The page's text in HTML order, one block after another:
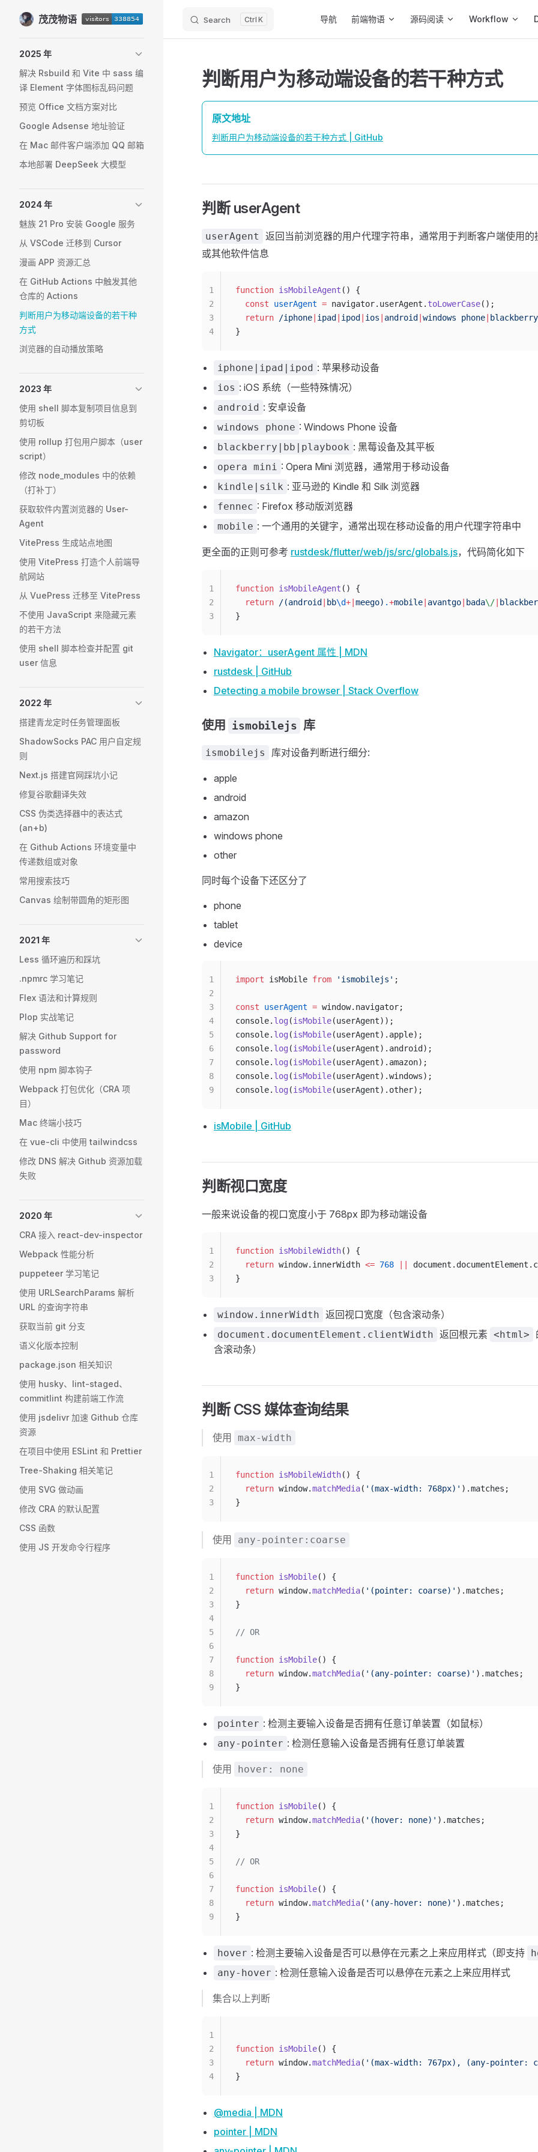
Skip to content
茂茂物语 Search K 导航 前端物语 源码阅读 Workflow
2025 年
解决 Rsbuild 和 Vite 中 sass 编
译 Element 字体图标乱码问题
预览 Office 文档方案对比
Google Adsense 地址验证
在 Mac 邮件客户端添加 QQ 邮箱
本地部署 DeepSeek 大模型
2024 年
魅族 21 Pro 安装 Google 服务
从 VSCode 迁移到 Cursor
漫画 APP 资源汇总
在 GitHub Actions 中触发其他
仓库的 Actions
判断用户为移动端设备的若干种
方式
浏览器的自动播放策略
2023 年
使用 shell 脚本复制项目信息到
剪切板
使用 rollup 打包用户脚本（user
script）
修改 node_modules 中的依赖
（打补丁）
获取软件内置浏览器的 User-
Agent
VitePress 生成站点地图
使用 VitePress 打造个人前端导
航网站
从 VuePress 迁移至 VitePress
不使用 JavaScript 来隐藏元素
的若干方法
使用 shell 脚本检查并配置 git
user 信息
2022 年
搭建青龙定时任务管理面板
ShadowSocks PAC 用户自定规
则
Next.js 搭建官网踩坑小记
修复谷歌翻译失效
CSS 伪类选择器中的表达式
(an+b)
在 Github Actions 环境变量中
传递数组或对象
常用搜索技巧
Canvas 绘制带圆角的矩形图
2021 年
Less 循环遍历和踩坑
.npmrc 学习笔记
Flex 语法和计算规则
Plop 实战笔记
解决 Github Support for
password
使用 npm 脚本钩子
Webpack 打包优化（CRA 项
目）
Mac 终端小技巧
在 vue-cli 中使用 tailwindcss
修改 DNS 解决 Github 资源加载
失败
2020 年
CRA 接入 react-dev-inspector
Webpack 性能分析
puppeteer 学习笔记
使用 URLSearchParams 解析
URL 的查询字符串
获取当前 git 分支
语义化版本控制
package.json 相关知识
使用 husky、lint-staged、
commitlint 构建前端工作流
使用 jsdelivr 加速 Github 仓库
资源
在项目中使用 ESLint 和 Prettier
Tree-Shaking 相关笔记
使用 SVG 做动画
修改 CRA 的默认配置
CSS 函数
使用 JS 开发命令行程序
判断用户为移动端设备的若干种方式
原文地址
判断用户为移动端设备的若干种方式 | GitHub
判断 userAgent
userAgent
返回当前浏览器的用户代理字符串，通常用于判断客户端使用
或其他软件信息
function isMobileAgent () {
  const
userAgent = navigator.userAgent. toLowerCase();
  return
/iphone ipad ipod ios android windows phone
blackberry
}
1
2
3
4
iphone|ipad|ipod : 苹果移动设备
ios : iOS 系统（一些特殊情况）
android : 安卓设备
windows phone : Windows Phone 设备
blackberry|bb|playbook : 黑莓设备及其平板
opera mini : Opera Mini 浏览器，通常用于移动设备
kindle|silk : 亚马逊的 Kindle 和 Silk 浏览器
fennec : Firefox 移动版浏览器
mobile : 一个通用的关键字，通常出现在移动设备的用户代理字符串中
更全面的正则可参考 rustdesk/flutter/web/js/src/globals.js，代码简化如下
function isMobileAgent () {
  return
/(android bb\d+| meego) .+mobile avantgo bada\/
}
1
2
3
Navigator：userAgent 属性 | MDN
rustdesk | GitHub
Detecting a mobile browser | Stack Overflow
使用 ismobilejs 库
ismobilejs 库对设备判断进行细分:
apple
android
amazon
windows phone
other
同时每个设备下还区分了
phone
tablet
device
import isMobile from 'ismobilejs' ;
const userAgent = window.navigator;
console. log(isMobile(userAgent));
console. log(isMobile(userAgent).apple);
console. log(isMobile(userAgent).android);
console. log(isMobile(userAgent).amazon);
console. log(isMobile(userAgent).windows);
console. log(isMobile(userAgent).other);
1
2
3
4
5
6
7
8
9
isMobile | GitHub
判断视口宽度
一般来说设备的视口宽度小于 768px 即为移动端设备
function isMobileWidth() {
  return
window.innerWidth <= 768
}
1
2
3
window.innerWidth 返回视口宽度（包含滚动条）
document.documentElement.clientWidth 返回根元素 <html>
含滚动条）
判断 CSS 媒体查询结果
使用 max-width
function isMobileWidth() {
  return
window.matchMedia( '(max-width: 768px)' ).matches;
}
1
2
3
使用 any-pointer:coarse
function isMobile() {
  return
window.matchMedia( '(pointer: coarse)' ).matches;
}
// OR
function isMobile() {
  return
window.matchMedia( '(any-pointer: coarse)' ).matches;
}
1
2
3
4
5
6
7
8
9
pointer : 检测主要输入设备是否拥有任意订单装置（如鼠标）
any-pointer : 检测任意输入设备是否拥有任意订单装置
使用 hover: none
function isMobile() {
  return
window.matchMedia( '(hover: none)' ).matches;
}
// OR
function isMobile() {
  return
window.matchMedia( '(any-hover: none)' ).matches;
}
1
2
3
4
5
6
7
8
9
hover : 检测主要输入设备是否可以悬停在元素之上来应用样式（即支持
any-hover : 检测任意输入设备是否可以悬停在元素之上来应用样式
集合以上判断
function isMobile() {
  return
window.matchMedia( '(max-width: 767px), (any-pointer:
}
1
2
3
4
@media | MDN
pointer | MDN